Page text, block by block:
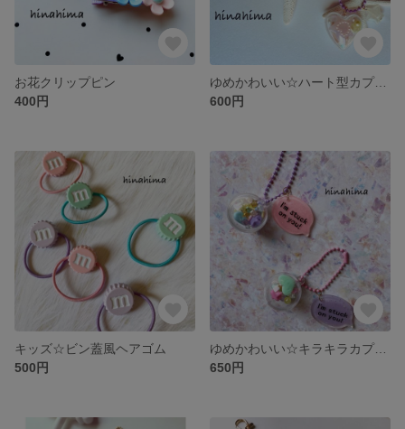
お花クリップピン
400円
ゆめかわいい☆ハート型カプセルキーホルダー
600円
キッズ☆ビン蓋風ヘアゴム
500円
ゆめかわいい☆キラキラカプセルキーホルダー
650円